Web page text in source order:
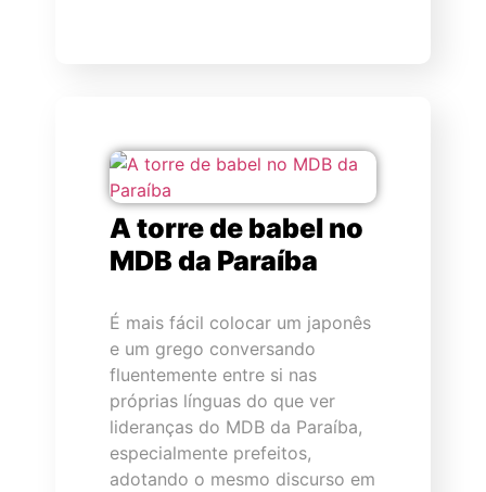
A torre de babel no
MDB da Paraíba
É mais fácil colocar um japonês
e um grego conversando
fluentemente entre si nas
próprias línguas do que ver
lideranças do MDB da Paraíba,
especialmente prefeitos,
adotando o mesmo discurso em